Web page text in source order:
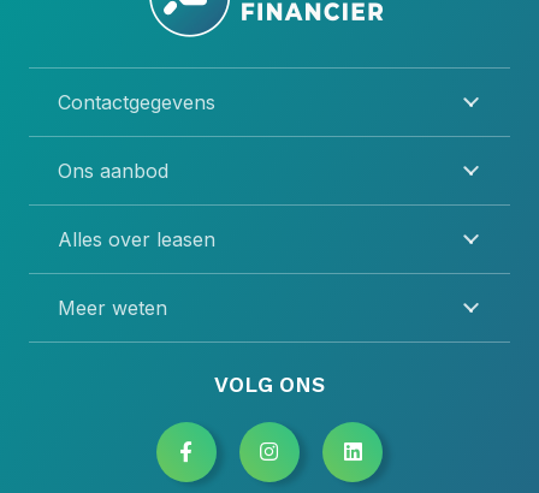
Contactgegevens
Ons aanbod
Alles over leasen
Meer weten
VOLG ONS